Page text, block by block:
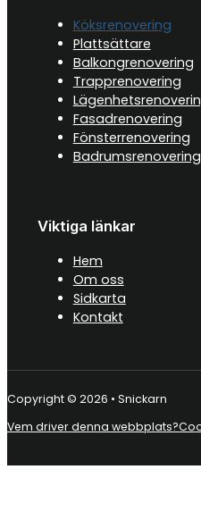
Köksrenovering
Plattsättare
Balkongrenovering
Trapprenovering
Fasadrenovering
Fönsterrenovering
Badrumsrenovering
Viktiga länkar
Hem
Om oss
Sidkarta
Kontakt
Copyright © 2026 • Snickarn
Vem driver denna webbplats?